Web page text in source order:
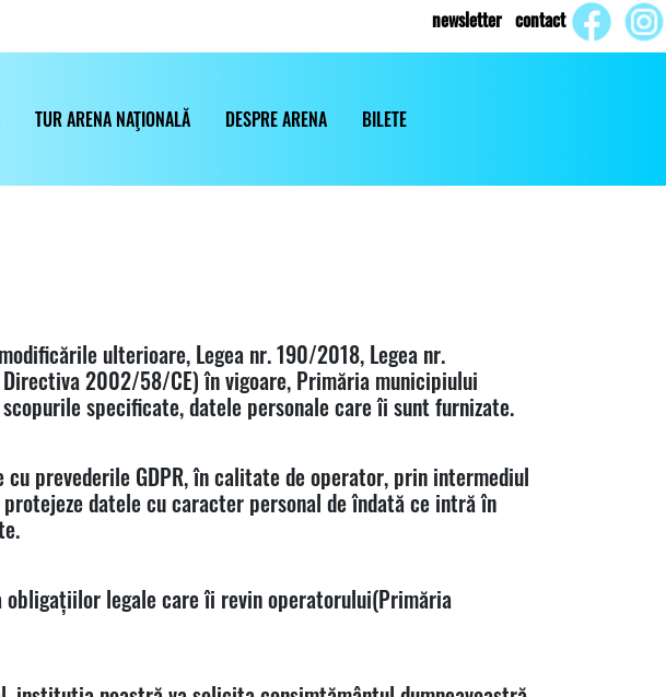
newsletter contact
TUR ARENA NAŢIONALĂ DESPRE ARENA BILETE
ulterioare, Legea nr. 190/2018, Legea nr.
2002/58/CE) în vigoare, Primăria municipiului
specificate, datele personale care îi sunt furnizate.
prevederile GDPR, în calitate de operator, prin intermediul
datele cu caracter personal de îndată ce intră în
legale care îi revin operatorului(Primăria